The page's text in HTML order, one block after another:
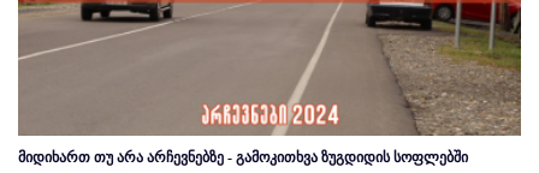
მიდიხართ თუ არა არჩევნებზე - გამოკითხვა ზუგდიდის სოფლებში